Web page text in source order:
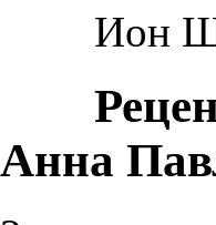
Ион
Анна